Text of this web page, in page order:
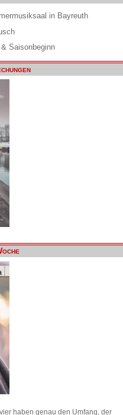
in Bayreuth
Saisonbeginn
haben genau den Umfang, der